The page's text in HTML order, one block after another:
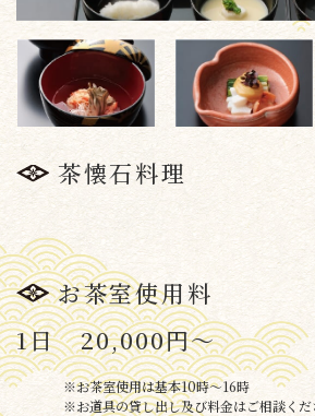
茶懐石料理
お茶室使用料
1日 20,000円～
※お茶室使用は基本10時～16時
※お道具の貸し出し及び料金はご相談くだ